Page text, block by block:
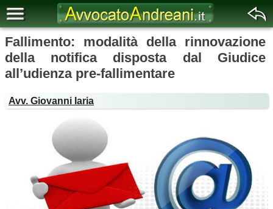
Fallimento: modalità della rinnovazione
della notifica disposta dal Giudice
all’udienza pre-fallimentare
Avv. Giovanni Iaria